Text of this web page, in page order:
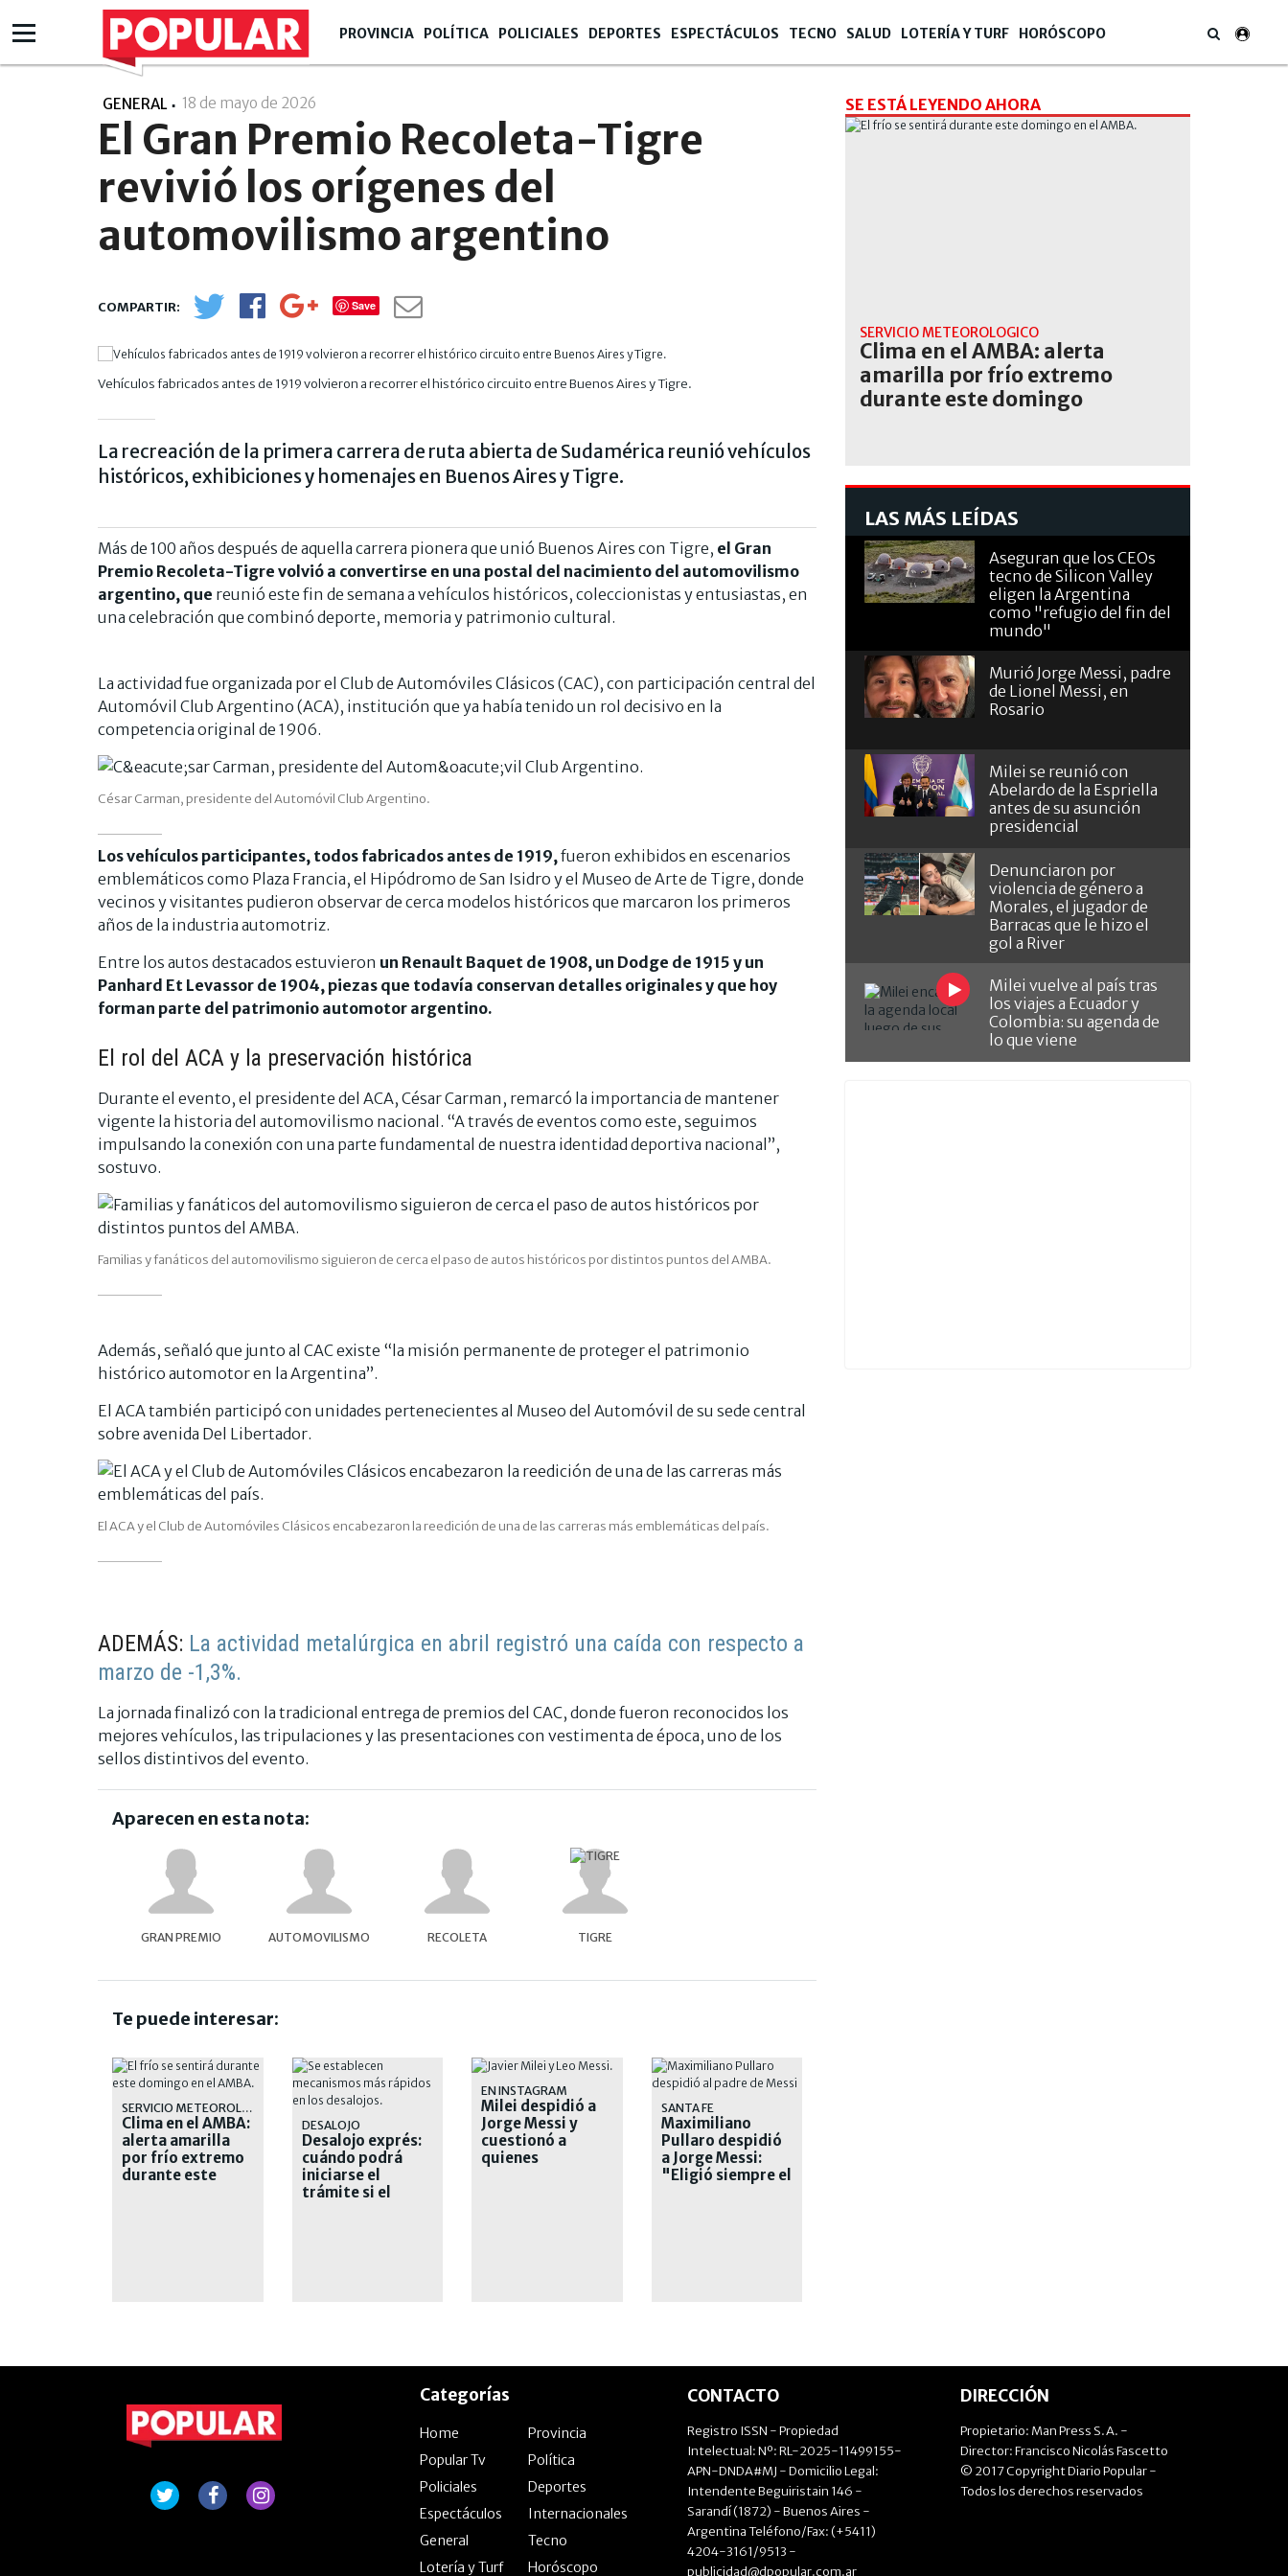
PROVINCIA POLÍTICA POLICIALES DEPORTES ESPECTÁCULOS TECNO SALUD LOTERÍA Y TURF HORÓSCOPO
GENERAL 18 de mayo de 2026
El Gran Premio Recoleta-Tigre
revivió los orígenes del
automovilismo argentino
Save
Vehículos fabricados antes de 1919 volvieron a recorrer el histórico circuito entre Buenos Aires y Tigre.
La recreación de la primera carrera de ruta abierta de Sudamérica reunió vehículos
históricos, exhibiciones y homenajes en Buenos Aires y Tigre.
Más de 100 años después de aquella carrera pionera que unió Buenos Aires con Tigre, el Gran
Premio Recoleta-Tigre volvió a convertirse en una postal del nacimiento del automovilismo
argentino, que reunió este fin de semana a vehículos históricos, coleccionistas y entusiastas, en
una celebración que combinó deporte, memoria y patrimonio cultural.
La actividad fue organizada por el Club de Automóviles Clásicos (CAC), con participación central del
Automóvil Club Argentino (ACA), institución que ya había tenido un rol decisivo en la
competencia original de 1906.
César Carman, presidente del Automóvil Club Argentino.
Los vehículos participantes, todos fabricados antes de 1919, fueron exhibidos en escenarios
emblemáticos como Plaza Francia, el Hipódromo de San Isidro y el Museo de Arte de Tigre, donde
vecinos y visitantes pudieron observar de cerca modelos históricos que marcaron los primeros
años de la industria automotriz.
Entre los autos destacados estuvieron un Renault Baquet de 1908, un Dodge de 1915 y un
Panhard Et Levassor de 1904, piezas que todavía conservan detalles originales y que hoy
forman parte del patrimonio automotor argentino.
El rol del ACA y la preservación histórica
Durante el evento, el presidente del ACA, César Carman, remarcó la importancia de mantener
vigente la historia del automovilismo nacional. “A través de eventos como este, seguimos
impulsando la conexión con una parte fundamental de nuestra identidad deportiva nacional”,
sostuvo.
Familias y fanáticos del automovilismo siguieron de cerca el paso de autos históricos por distintos puntos del AMBA.
Además, señaló que junto al CAC existe “la misión permanente de proteger el patrimonio
histórico automotor en la Argentina”.
El ACA también participó con unidades pertenecientes al Museo del Automóvil de su sede central
sobre avenida Del Libertador.
El ACA y el Club de Automóviles Clásicos encabezaron la reedición de una de las carreras más emblemáticas del país.
ADEMÁS: La actividad metalúrgica en abril registró una caída con respecto a
marzo de -1,3%.
La jornada finalizó con la tradicional entrega de premios del CAC, donde fueron reconocidos los
mejores vehículos, las tripulaciones y las presentaciones con vestimenta de época, uno de los
sellos distintivos del evento.
Aparecen en esta nota:
GRAN PREMIO AUTOMOVILISMO RECOLETA TIGRE
Te puede interesar:
SERVICIO METEOROLÓGICO
Clima en el AMBA:
alerta amarilla
por frío extremo
durante este
DESALOJO
Desalojo exprés:
cuándo podrá
iniciarse el
trámite si el
EN INSTAGRAM
Milei despidió a
Jorge Messi y
cuestionó a
quienes
SANTA FE
Maximiliano
Pullaro despidió
a Jorge Messi:
"Eligió siempre el
SE ESTÁ LEYENDO AHORA
SERVICIO METEOROLÓGICO
Clima en el AMBA: alerta
amarilla por frío extremo
durante este domingo
LAS MÁS LEÍDAS
Aseguran que los CEOs
tecno de Silicon Valley
eligen la Argentina
como "refugio del fin del
mundo"
Murió Jorge Messi, padre
de Lionel Messi, en
Rosario
Milei se reunió con
Abelardo de la Espriella
antes de su asunción
presidencial
Denunciaron por
violencia de género a
Morales, el jugador de
Barracas que le hizo el
gol a River
Milei vuelve al país tras
los viajes a Ecuador y
Colombia: su agenda de
lo que viene
Categorías
Home
Provincia
Popular Tv
Política
Policiales
Deportes
Espectáculos
Internacionales
General
Tecno
Lotería y Turf
Horóscopo
CONTACTO
Registro ISSN - Propiedad
Intelectual: Nº: RL-2025-11499155-
APN-DNDA#MJ - Domicilio Legal:
Intendente Beguiristain 146 -
Sarandí (1872) - Buenos Aires -
Argentina Teléfono/Fax: (+5411)
4204-3161/9513 -
publicidad@dpopular.com.ar
DIRECCIÓN
Propietario: Man Press S.A. -
Director: Francisco Nicolás Fascetto
© 2017 Copyright Diario Popular -
Todos los derechos reservados